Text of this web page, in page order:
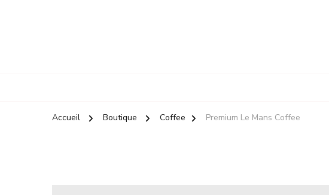
Accueil Boutique Coffee Premium Le Mans Coffee